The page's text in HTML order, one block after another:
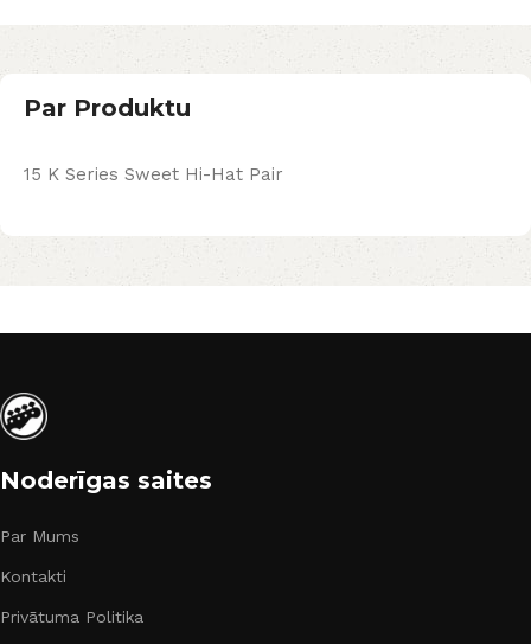
Par Produktu
15 K Series Sweet Hi-Hat Pair
Noderīgas saites
Par Mums
Kontakti
Privātuma Politika